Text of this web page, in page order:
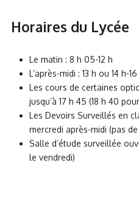
Horaires du Lycée
Le matin : 8 h 05-12 h
L’après-midi : 13 h ou 14 h-
Les cours de certaines
jusqu’à 17 h 45 (18 h 40
Les Devoirs Surveillés en
mercredi après-midi (pas
Salle d’étude surveillée
le vendredi)